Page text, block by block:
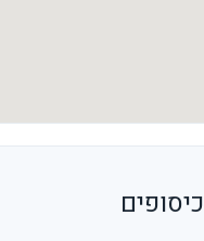
כיסופים